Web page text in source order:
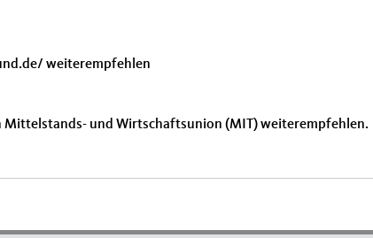
weiterempfehlen
Mittelstands- und Wirtschaftsunion (MIT) weiterempfehlen.